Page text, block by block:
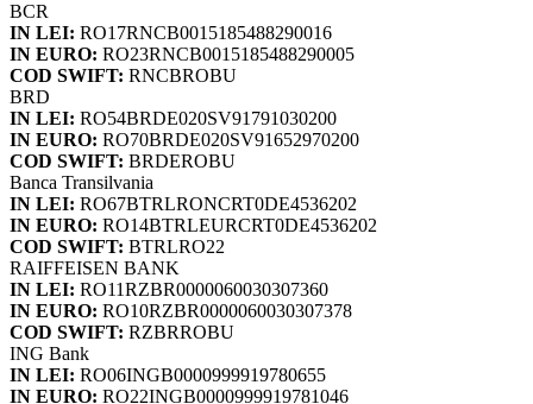
BCR
IN LEI: RO17RNCB0015185488290016
IN EURO: RO23RNCB0015185488290005
COD SWIFT: RNCBROBU
BRD
IN LEI: RO54BRDE020SV91791030200
IN EURO: RO70BRDE020SV91652970200
COD SWIFT: BRDEROBU
Banca Transilvania
IN LEI: RO67BTRLRONCRT0DE4536202
IN EURO: RO14BTRLEURCRT0DE4536202
COD SWIFT: BTRLRO22
RAIFFEISEN BANK
IN LEI: RO11RZBR0000060030307360
IN EURO: RO10RZBR0000060030307378
COD SWIFT: RZBRROBU
ING Bank
IN LEI: RO06INGB0000999919780655
IN EURO: RO22INGB0000999919781046